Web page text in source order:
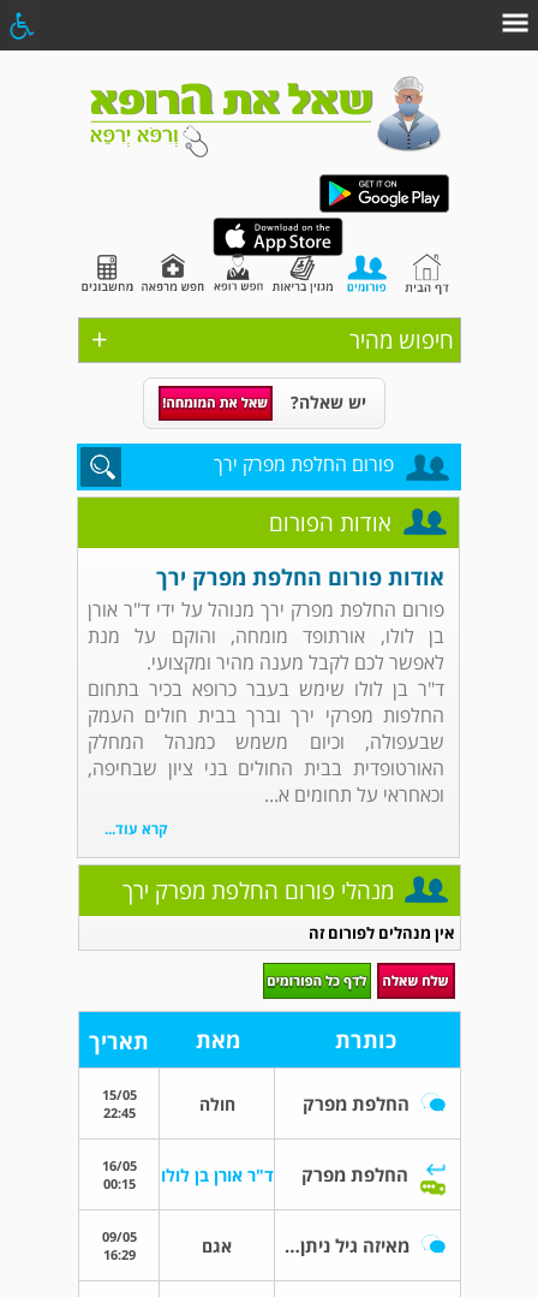
+ חיפוש מהיר
יש שאלה?
פורום החלפת מפרק ירך
אודות הפורום
אודות פורום החלפת מפרק ירך
פורום החלפת מפרק ירך מנוהל על ידי ד"ר אורן
בן לולו, אורתופד מומחה, והוקם על מנת
לאפשר לכם לקבל מענה מהיר ומקצועי.
ד"ר בן לולו שימש בעבר כרופא בכיר בתחום
החלפות מפרקי ירך וברך בבית חולים העמק
שבעפולה, וכיום משמש כמנהל המחלק
האורטופדית בבית החולים בני ציון שבחיפה,
וכאחראי על תחומים א...
קרא עוד...
מנהלי פורום החלפת מפרק ירך
אין מנהלים לפורום זה
כותרת מאת תאריך
החלפת מפרק חולה
15/05
22:45
החלפת מפרק ד"ר אורן בן לולו
16/05
00:15
מאיזה גיל ניתן לעשות החלפת מפרק ירך אגם
09/05
16:29